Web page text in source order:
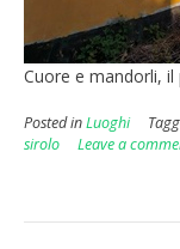
Cuore e mandorli, il
Posted inLuoghi
sirolo
Leave a